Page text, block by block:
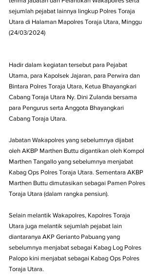
sejumlah pejabat lainnya lingkup Polres Toraja
Utara di Halaman Mapolres Toraja Utara, Minggu
(24/03/2024)
Hadir dalam kegiatan tersebut para Pejabat
Utama, para Kapolsek Jajaran, para Perwira dan
Bintara Polres Toraja Utara, Ketua Bhayangkari
Cabang Toraja Utara Ny. Dini Zulanda bersama
para Pengurus serta Anggota Bhayangkari
Cabang Toraja Utara.
Jabatan Wakapolres yang sebelumnya dijabat
oleh AKBP Marthen Buttu digantikan oleh Kompol
Marthen Tangallo yang sebelumnya menjabat
Kabag Ops Polres Toraja Utara. Sementara AKBP
Marthen Buttu dimutasikan sebagai Pamen Polres
Toraja Utara (dalam rangka pensiun).
Selain melantik Wakapolres, Kapolres Toraja
Utara juga melantik sejumlah pejabat lain
diantaranya AKP Gerianto Pabuang yang
sebelumnya menjabat sebagai Kabag Log Polres
Palopo kini menjabat sebagai Kabag Ops Polres
Toraja Utara.